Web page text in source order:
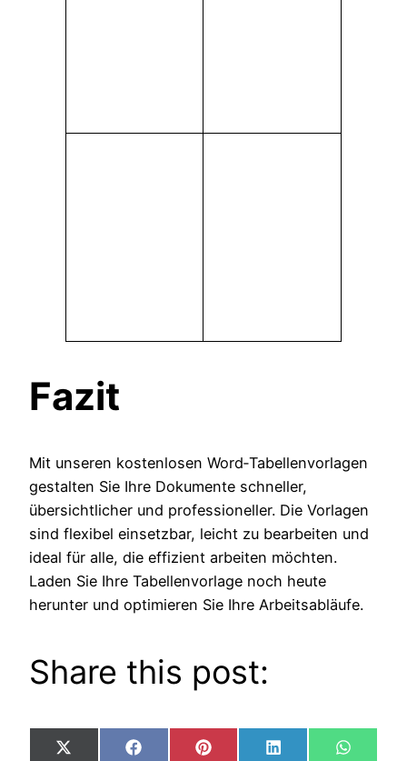
Fazit
Mit unseren kostenlosen Word‑Tabellenvorlagen
gestalten Sie Ihre Dokumente schneller,
übersichtlicher und professioneller. Die Vorlagen
sind flexibel einsetzbar, leicht zu bearbeiten und
ideal für alle, die effizient arbeiten möchten.
Laden Sie Ihre Tabellenvorlage noch heute
herunter und optimieren Sie Ihre Arbeitsabläufe.
Share this post:
Share
X
Share
FacebookShare
Pinterest Share
LinkedIn Share